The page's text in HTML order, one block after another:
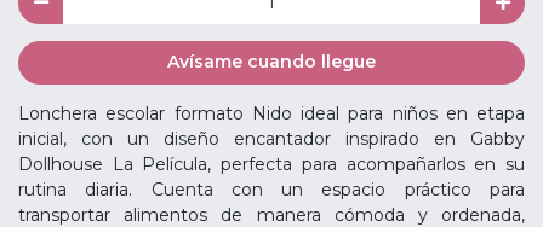
Avísame cuando llegue
Lonchera escolar formato Nido ideal para niños en etapa
inicial, con un diseño encantador inspirado en Gabby
Dollhouse La Película, perfecta para acompañarlos en su
rutina diaria. Cuenta con un espacio práctico para
transportar alimentos de manera cómoda y ordenada,